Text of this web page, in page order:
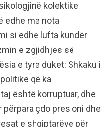
kolektike
edhe me nota
si edhe lufta kundër
e zgjidhjes së
e tyre duket: Shkaku i
që ka
është korruptuar, dhe
çdo presioni dhe
e shqiptarëve për